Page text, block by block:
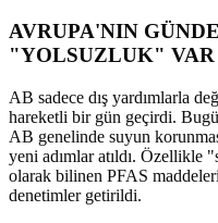
AVRUPA'NIN
"YOLSUZLUK" VAR
AB sadece dış yardımlarla
hareketli bir gün geçirdi.
AB genelinde suyun
yeni adımlar atıldı. Özellikle
olarak bilinen PFAS
denetimler getirildi.